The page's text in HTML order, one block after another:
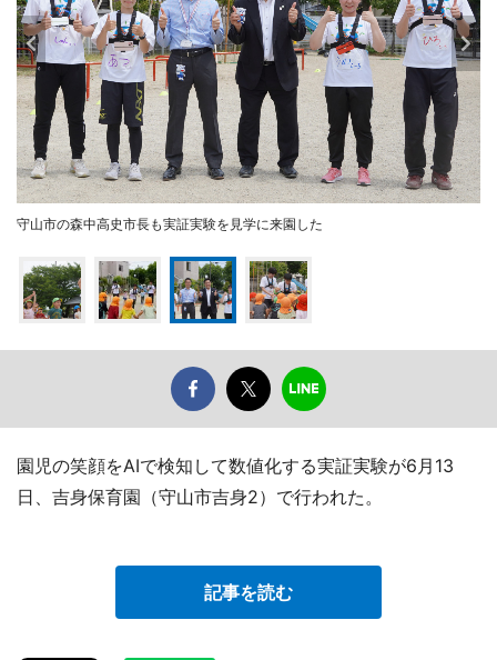
守山市の森中高史市長も実証実験を見学に来園した
園児の笑顔をAIで検知して数値化する実証実験が6月13
日、吉身保育園（守山市吉身2）で行われた。
記事を読む